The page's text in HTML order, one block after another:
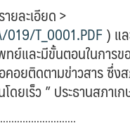
ยละเอียด >
T_0001.PDF) แ
ย์และมีขั้นตอนในการ
อยติดตามข่าวสาร ซึ่ง
ดยเร็ว ” ประธานสภา